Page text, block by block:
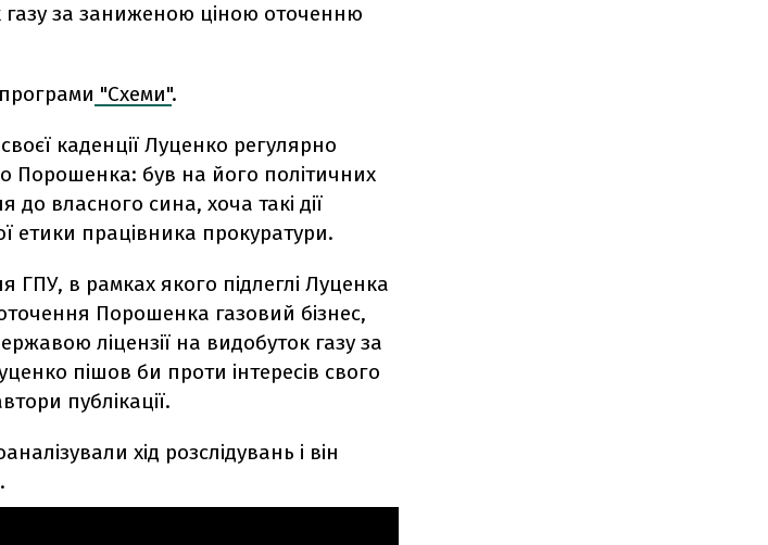
газу за заниженою ціною оточенню
"Схеми".
каденції Луценко регулярно
Порошенка: був на його політичних
до власного сина, хоча такі дії
етики працівника прокуратури.
ГПУ, в рамках якого підлеглі Луценка
Порошенка газовий бізнес,
ліцензії на видобуток газу за
пішов би проти інтересів свого
публікації.
хід розслідувань і він